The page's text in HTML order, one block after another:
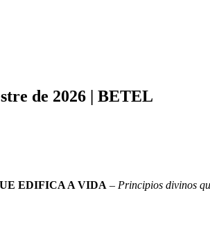
de 2026 | BETEL
EDIFICA A VIDA – Principios divinos